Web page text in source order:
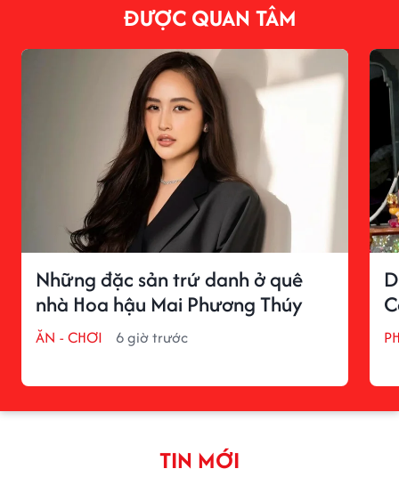
ĐƯỢC QUAN TÂM
Những đặc sản trứ danh ở quê
nhà Hoa hậu Mai Phương Thúy
ĂN - CHƠI 6 giờ trước
TIN MỚI